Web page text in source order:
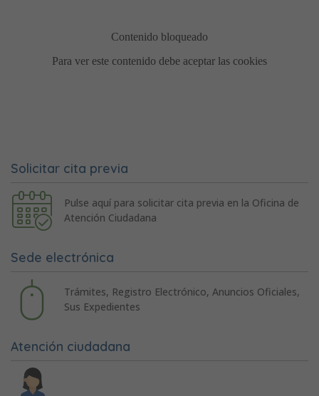
Solicitar cita previa
Pulse aquí para solicitar cita previa en la Oficina de
Atención Ciudadana
Sede electrónica
Trámites, Registro Electrónico, Anuncios Oficiales,
Sus Expedientes
Atención ciudadana